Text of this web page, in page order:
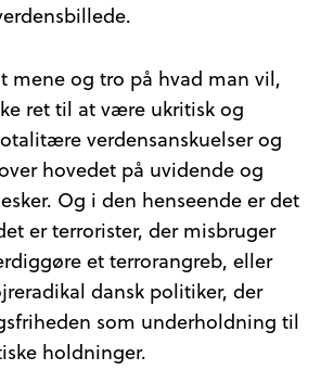
mene og tro på hvad man vil,
ret til at være ukritisk og
verdensanskuelser og
hovedet på uvidende og
Og i den henseende er det
er terrorister, der misbruger
et terrorangreb, eller
dansk politiker, der
som underholdning til
holdninger.